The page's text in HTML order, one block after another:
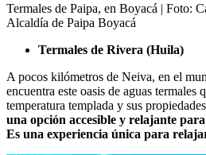
Termales de Paipa, en Boyacá | Foto:
Alcaldía de Paipa Boyacá
Termales de Rivera (Huila)
A pocos kilómetros de Neiva, en el
encuentra este oasis de aguas termales
temperatura templada y sus
una opción accesible y relajante
Es una experiencia única para